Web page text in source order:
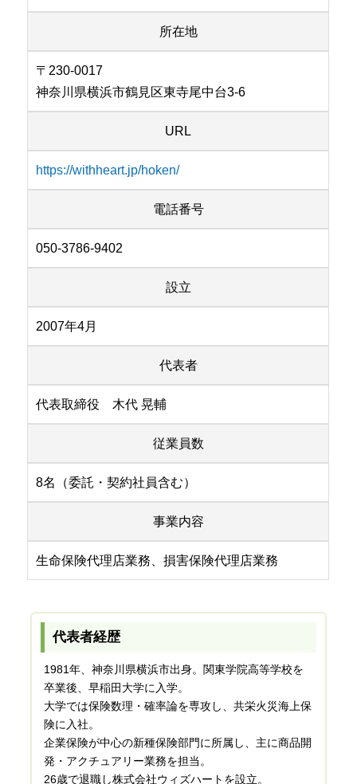
所在地
〒230-0017
神奈川県横浜市鶴見区東寺尾中台3-6
URL
https://withheart.jp/hoken/
電話番号
050-3786-9402
設立
2007年4月
代表者
代表取締役 木代 晃輔
従業員数
8名（委託・契約社員含む）
事業内容
生命保険代理店業務、損害保険代理店業務
代表者経歴
1981年、神奈川県横浜市出身。関東学院高等学校を
卒業後、早稲田大学に入学。
大学では保険数理・確率論を専攻し、共栄火災海上保
険に入社。
企業保険が中心の新種保険部門に所属し、主に商品開
発・アクチュアリー業務を担当。
26歳で退職し株式会社ウィズハートを設立。